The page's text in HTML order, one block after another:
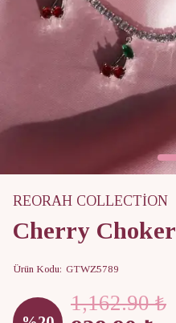
REORAH COLLECTİON
Cherry Choker
Ürün Kodu: GTWZ5789
1,162.90 ₺